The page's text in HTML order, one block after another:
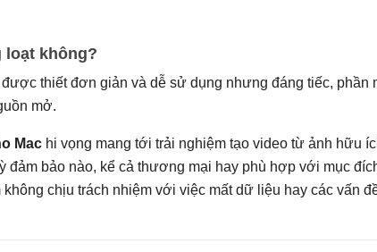
loạt không?
được thiết đơn giản và dễ sử dụng nhưng đáng tiếc, phần
mở.
Mac hi vọng mang tới trải nghiệm tạo video từ ảnh hữu
đảm bảo nào, kể cả thương mại hay phù hợp với mục
chịu trách nhiệm với việc mất dữ liệu hay các vấn